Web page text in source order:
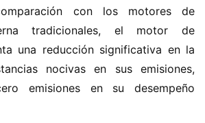
con los motores de
tradicionales, el motor de
una reducción significativa en la
nocivas en sus emisiones,
emisiones en su desempeño